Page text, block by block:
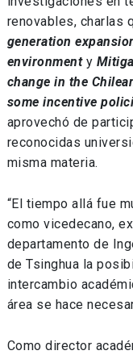
renovables, charlas
generation
environment y
change in the
some incentive
aprovechó de
reconocidas
misma materia.
“El tiempo allá fue
como vicedecano,
departamento de
de Tsinghua la
intercambio
área se hace
Como director